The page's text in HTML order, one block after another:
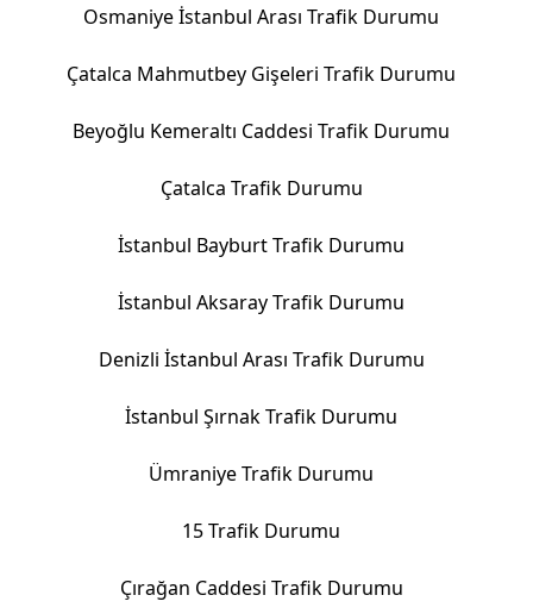
Osmaniye İstanbul Arası Trafik Durumu
Çatalca Mahmutbey Gişeleri Trafik Durumu
Beyoğlu Kemeraltı Caddesi Trafik Durumu
Çatalca Trafik Durumu
İstanbul Bayburt Trafik Durumu
İstanbul Aksaray Trafik Durumu
Denizli İstanbul Arası Trafik Durumu
İstanbul Şırnak Trafik Durumu
Ümraniye Trafik Durumu
15 Trafik Durumu
Çırağan Caddesi Trafik Durumu